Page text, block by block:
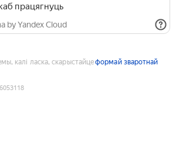
працягнуць
by Yandex Cloud
калі ласка, скарыстайцеформай зваротнай